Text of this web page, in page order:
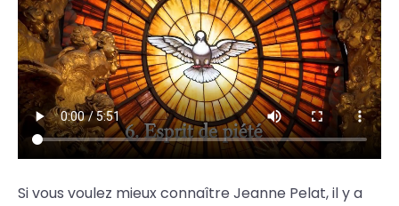
Si vous voulez mieux connaître Jeanne Pelat, il y a